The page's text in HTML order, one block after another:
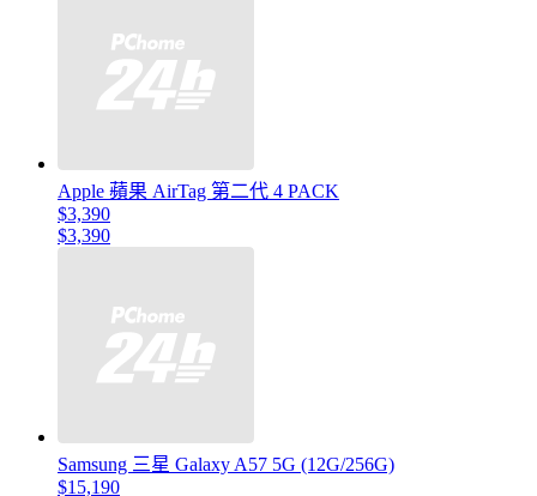
Apple 蘋果 AirTag 第二代 4 PACK
$3,390
$3,390
Samsung 三星 Galaxy A57 5G (12G/256G)
$15,190